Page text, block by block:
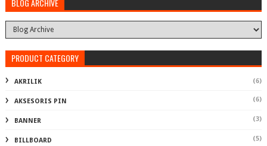
PRODUCT CATEGORY
AKRILIK (6)
AKSESORIS PIN (6)
BANNER (3)
BILLBOARD (5)